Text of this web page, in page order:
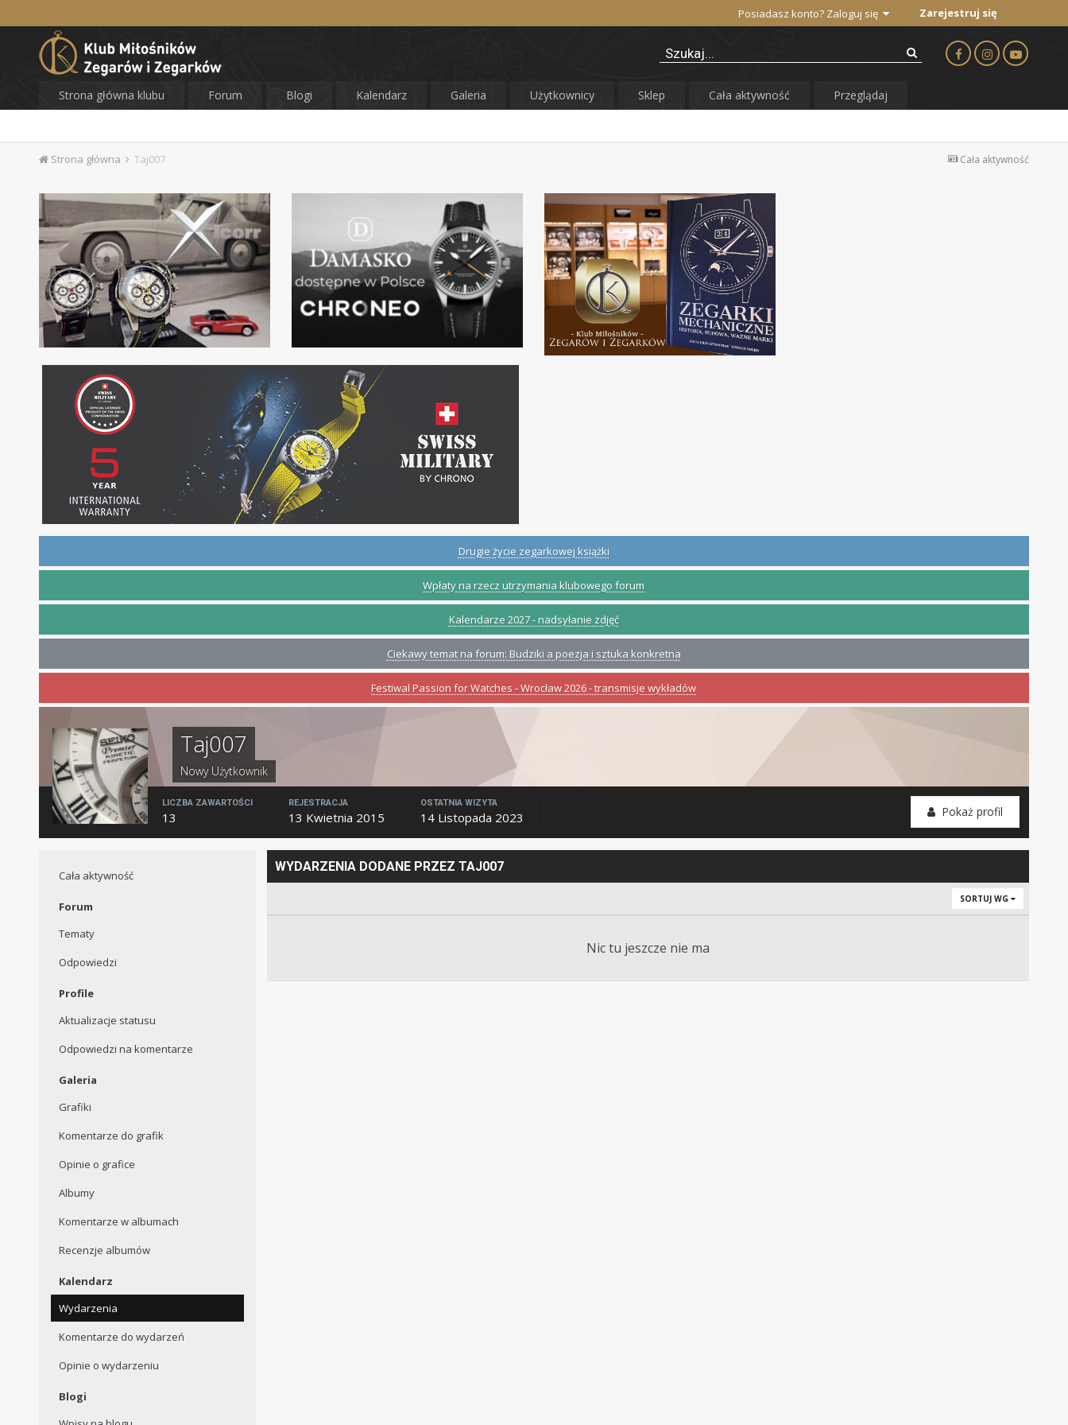
Posiadasz konto? Zaloguj się Zarejestruj się
Strona główna klubu Forum Blogi Kalendarz Galeria Użytkownicy Sklep Cała aktywność Przeglądaj
Cała aktywność
Strona główna Taj007
Drugie życie zegarkowej książki
Wpłaty na rzecz utrzymania klubowego forum
Kalendarze 2027 - nadsyłanie zdjęć
Ciekawy temat na forum: Budziki a poezja i sztuka konkretna
Festiwal Passion for Watches - Wrocław 2026 - transmisje wykładów
Taj007
Nowy Użytkownik
Pokaż profil
LICZBA ZAWARTOŚCI
13
REJESTRACJA
13 Kwietnia 2015
OSTATNIA WIZYTA
14 Listopada 2023
Cała aktywność
Forum
Tematy
Odpowiedzi
Profile
Aktualizacje statusu
Odpowiedzi na komentarze
Galeria
Grafiki
Komentarze do grafik
Opinie o grafice
Albumy
Komentarze w albumach
Recenzje albumów
Kalendarz
Wydarzenia
Komentarze do wydarzeń
Opinie o wydarzeniu
Blogi
WYDARZENIA DODANE PRZEZ TAJ007
SORTUJ WG
Nic tu jeszcze nie ma